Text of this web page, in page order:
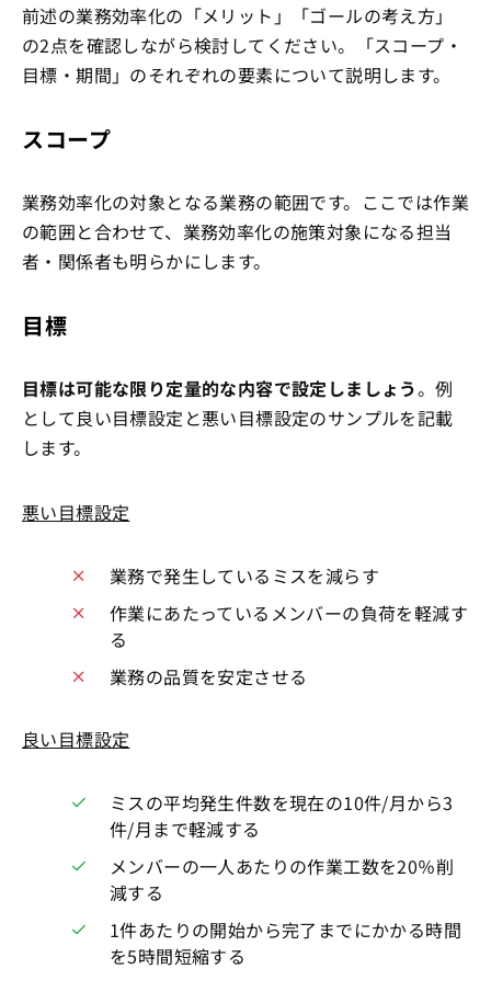
前述の業務効率化の「メリット」「ゴールの考え方」
の2点を確認しながら検討してください。「スコープ・
目標・期間」のそれぞれの要素について説明します。
スコープ
業務効率化の対象となる業務の範囲です。ここでは作業
の範囲と合わせて、業務効率化の施策対象になる担当
者・関係者も明らかにします。
目標
目標は可能な限り定量的な内容で設定しましょう。例
として良い目標設定と悪い目標設定のサンプルを記載
します。
悪い目標設定
業務で発生しているミスを減らす
作業にあたっているメンバーの負荷を軽減す
る
業務の品質を安定させる
良い目標設定
ミスの平均発生件数を現在の10件/月から3
件/月まで軽減する
メンバーの一人あたりの作業工数を20％削
減する
1件あたりの開始から完了までにかかる時間
を5時間短縮する